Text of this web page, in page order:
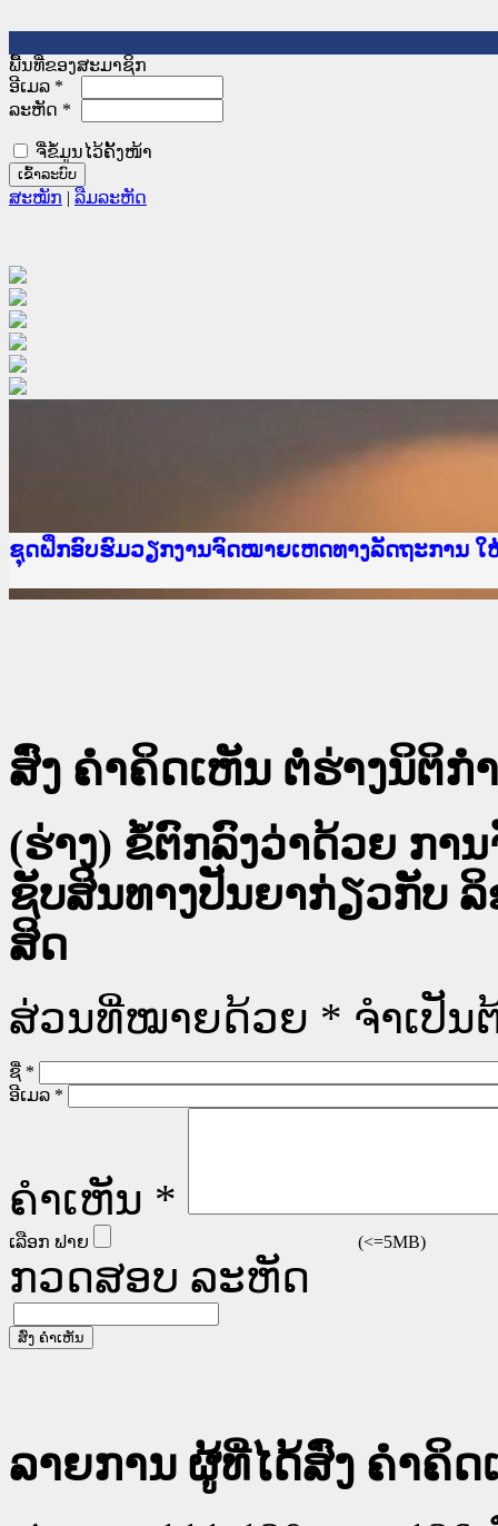
ພື້ນທີ່ຂອງສະມາຊິກ
ອີເມລ *
ລະຫັດ *
ຈື່ຂໍ້ມູນໄວ້ຄັ້ງໜ້າ
ສະໝັກ | ລືມລະຫັດ
Ministry of Justice Lao PDR
ເຜີຍແຜ່ວັບໄຊຈົດໝາຍເຫດທາງລັດຖະການ ແລະ ແອັ
ກະຊວງຍຸຕິທຳ
ຊຸດຝຶກອົບຮົມວຽກງານຈົດໝາຍເຫດທາງລັດຖະການ
ກອງປະຊຸມທົບທວນຄືນການຈັດຕັ້ງປະຕິບັດວຽກງານຈົ
ຝຶກອົບຮົມ ຜູ່ປະສານງານວຽກງານຈົດໝາຍເຫດທາງລັ
ຝຶກອົບຮົມ ຜູ່ປະສານງານວຽກງານຈົດໝາຍເຫດທາງລັ
ເຜີຍແຜ່ແອັບກົດໝາຍລາວ ແລະ ເວັບໄຊຈົດໝາຍເຫດ
ເຜີຍແຜ່ແອັບກົດໝາຍລາວ ແລະ ເວັບໄຊຈົດໝາຍເຫດ
ຍົກລະດັບວຽກງານຈົດໝາຍເຫດທາງລັດຖະການໃຫ້ຜູ້
ຊຸດຝຶກອົບຮົມວຽກງານຈົດໝາຍເຫດທາງລັດຖະການ ໃ
ສົ່ງ ຄໍາຄິດເຫັນ ຕໍ່ຮ່າງນິຕິກໍ
(ຮ່າງ) ຂໍ້​ຕົກ​ລົງ​ວ່າ​ດ້ວຍ ກ
ຊັບ​ສິນ​ທາງ​ປັນ​ຍາ​ກ່ຽວ​ກັບ
ສິດ
ສ່ວນທີ່ໝາຍດ້ວຍ * ຈໍາເປັ
ຊື່ *
ອີເມລ *
ຄໍາເຫັນ *
ເລືອກ ຟາຍ (<=5MB)
ກວດສອບ ລະຫັດ
ລາຍການ ຜູ້ທີ່ໄດ້ສົ່ງ ຄໍາຄິດ